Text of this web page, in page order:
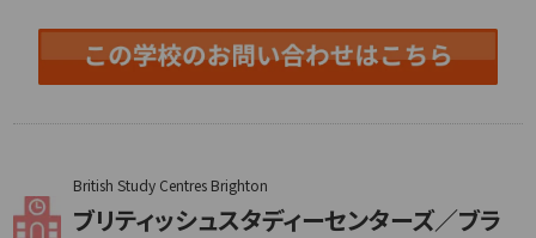
British Study Centres Brighton
ブリティッシュスタディーセンターズ／ブラ